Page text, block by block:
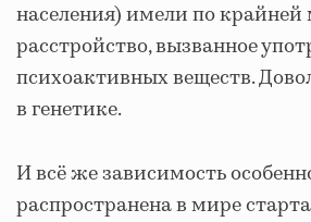
населения) имели по крайней
расстройство, вызванное
психоактивных веществ.
в генетике.
И всё же зависимость
распространена в мире